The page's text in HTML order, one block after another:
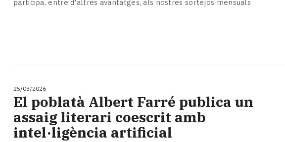
participa, entre d'altres avantatges, als nostres sortejos mensuals
25/03/2026
El poblatà Albert Farré publica un
assaig literari coescrit amb
intel·ligència artificial